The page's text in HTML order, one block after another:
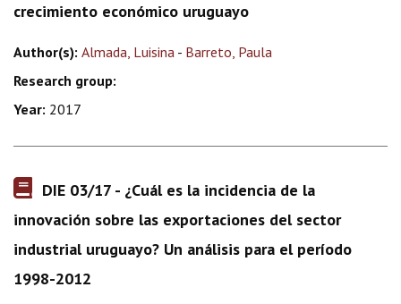
crecimiento económico uruguayo
Author(s): Almada, Luisina - Barreto, Paula
Research group:
Year: 2017
DIE 03/17 - ¿Cuál es la incidencia de la
innovación sobre las exportaciones del sector
industrial uruguayo? Un análisis para el período
1998-2012